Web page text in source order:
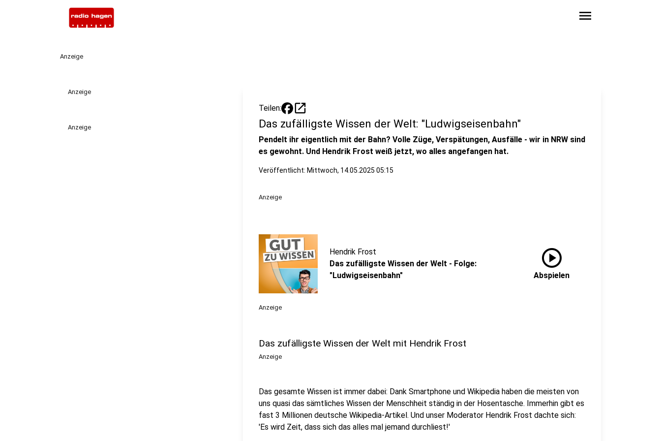
menu
Anzeige
Anzeige
Anzeige
Teilen: open_in_new
Das zufälligste Wissen der Welt: "Ludwigseisenbahn"
Pendelt ihr eigentlich mit der Bahn? Volle Züge, Verspätungen, Ausfälle - wir in NRW sind
es gewohnt. Und Hendrik Frost weiß jetzt, wo alles angefangen hat.
Veröffentlicht: Mittwoch, 14.05.2025 05:15
Anzeige
Hendrik Frost
Das zufälligste Wissen der Welt - Folge:
"Ludwigseisenbahn"
play_circle
Abspielen
Anzeige
Das zufälligste Wissen der Welt mit Hendrik Frost
Anzeige
Das gesamte Wissen ist immer dabei: Dank Smartphone und Wikipedia haben die meisten von
uns quasi das sämtliches Wissen der Menschheit ständig in der Hosentasche. Immerhin gibt es
fast 3 Millionen deutsche Wikipedia-Artikel. Und unser Moderator Hendrik Frost dachte sich:
'Es wird Zeit, dass sich das alles mal jemand durchliest!'